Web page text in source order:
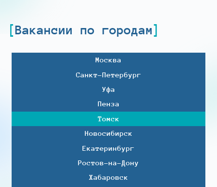
Вакансии по городам
Москва
Санкт-Петербург
Уфа
Пенза
Томск
Новосибирск
Екатеринбург
Ростов-на-Дону
Хабаровск